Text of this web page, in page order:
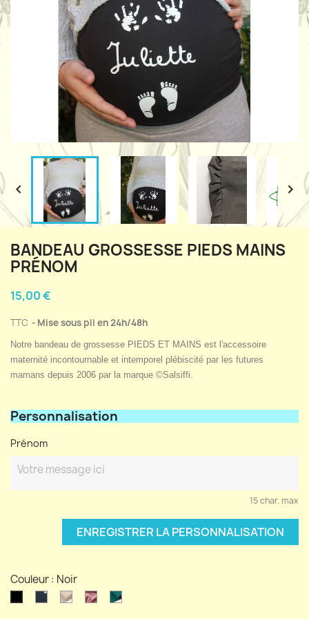
 
BANDEAU GROSSESSE PIEDS MAINS
PRÉNOM
15,00 €
TTC Mise sous pli en 24h/48h
Notre bandeau de grossesse PIEDS ET MAINS est l'accessoire
maternité incontournable et intemporel plébiscité par les futures
mamans depuis 2006 par la marque ©Salsiffi.
Personnalisation
Prénom
15 char. max
ENREGISTRER LA PERSONNALISATION
Couleur : Noir
Bleu BeigeRoseBleu